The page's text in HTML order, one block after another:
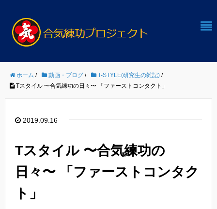
ホーム / 動画・ブログ / T-STYLE(研究生の雑記) /
Tスタイル 〜合気練功の日々〜 「ファーストコンタクト」
2019.09.16
Tスタイル 〜合気練功の
日々〜 「ファーストコンタク
ト」